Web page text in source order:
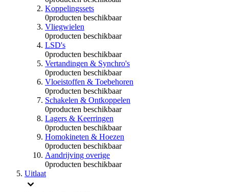
Koppelingssets
0producten beschikbaar
Vliegwielen
0producten beschikbaar
LSD's
0producten beschikbaar
Vertandingen & Synchro's
0producten beschikbaar
Vloeistoffen & Toebehoren
0producten beschikbaar
Schakelen & Ontkoppelen
0producten beschikbaar
Lagers & Keerringen
0producten beschikbaar
Homokineten & Hoezen
0producten beschikbaar
Aandrijving overige
0producten beschikbaar
Uitlaat